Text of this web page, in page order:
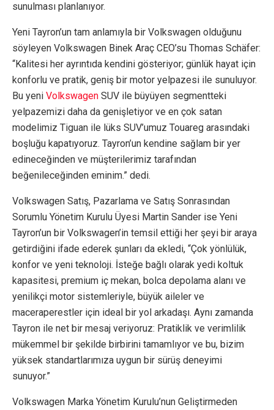
sunulması planlanıyor.
Yeni Tayron’un tam anlamıyla bir Volkswagen olduğunu
söyleyen Volkswagen Binek Araç CEO’su Thomas Schäfer:
“Kalitesi her ayrıntıda kendini gösteriyor; günlük hayat için
konforlu ve pratik, geniş bir motor yelpazesi ile sunuluyor.
Bu yeni Volkswagen SUV ile büyüyen segmentteki
yelpazemizi daha da genişletiyor ve en çok satan
modelimiz Tiguan ile lüks SUV’umuz Touareg arasındaki
boşluğu kapatıyoruz. Tayron’un kendine sağlam bir yer
edineceğinden ve müşterilerimiz tarafından
beğenileceğinden eminim.” dedi.
Volkswagen Satış, Pazarlama ve Satış Sonrasından
Sorumlu Yönetim Kurulu Üyesi Martin Sander ise Yeni
Tayron’un bir Volkswagen’in temsil ettiği her şeyi bir araya
getirdiğini ifade ederek şunları da ekledi, “Çok yönlülük,
konfor ve yeni teknoloji. İsteğe bağlı olarak yedi koltuk
kapasitesi, premium iç mekan, bolca depolama alanı ve
yenilikçi motor sistemleriyle, büyük aileler ve
maceraperestler için ideal bir yol arkadaşı. Aynı zamanda
Tayron ile net bir mesaj veriyoruz: Pratiklik ve verimlilik
mükemmel bir şekilde birbirini tamamlıyor ve bu, bizim
yüksek standartlarımıza uygun bir sürüş deneyimi
sunuyor.”
Volkswagen Marka Yönetim Kurulu’nun Geliştirmeden